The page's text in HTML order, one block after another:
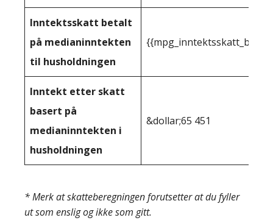
Inntektsskatt betalt
på medianinntekten
til husholdningen
Inntekt etter skatt
basert på
medianinntekten i
husholdningen
&dollar;65 451
* Merk at skatteberegningen forutsetter at du fyller
ut som enslig og ikke som gitt.